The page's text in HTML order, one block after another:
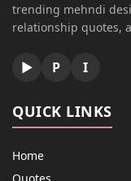
trending mehndi
relationship quotes,
▶ P I
QUICK LINKS
Home